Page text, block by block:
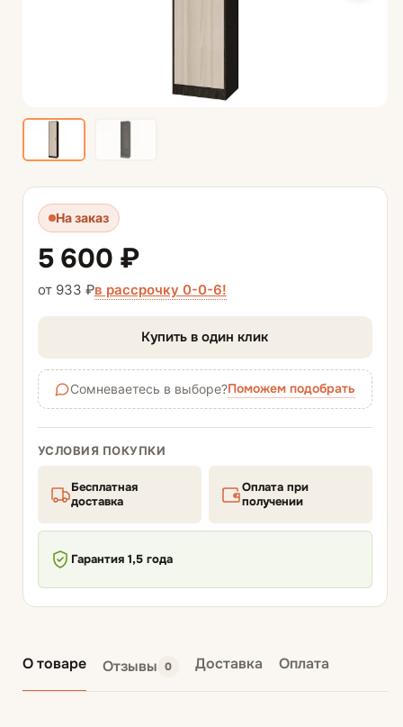
На заказ
5 600 ₽
от 933 ₽в рассрочку 0-0-6!
Купить в один клик
Сомневаетесь в выборе?Поможем подобрать
УСЛОВИЯ ПОКУПКИ
Бесплатная
доставка
Оплата при
получении
Гарантия 1,5 года
О товаре Отзывы 0 Доставка Оплата